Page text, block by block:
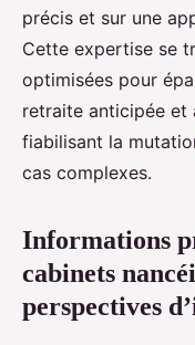
précis et sur une
Cette expertise se
optimisées pour
retraite anticipée et
fiabilisant la
cas complexes.
Informations
cabinets
perspectives